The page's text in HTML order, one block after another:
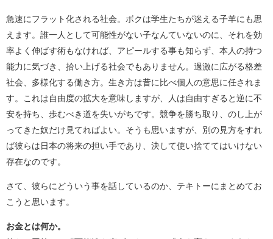
急速にフラット化される社会。ボクは学生たちが迷える子羊にも思
えます。誰一人として可能性がない子なんていないのに、それを効
率よく伸ばす術もなければ、アピールする事も知らず、本人の持つ
能力に気づき、拾い上げる社会でもありません。過激に広がる格差
社会、多様化する働き方。生き方は昔に比べ個人の意思に任されま
す。これは自由度の拡大を意味しますが、人は自由すぎると逆に不
安を持ち、歩むべき道を失いがちです。競争を勝ち取り、のし上が
ってきた奴だけ見てればよい。そうも思いますが、別の見方をすれ
ば彼らは日本の将来の担い手であり、決して使い捨ててはいけない
存在なのです。
さて、彼らにどういう事を話しているのか、テキトーにまとめてお
こうと思います。
お金とは何か。